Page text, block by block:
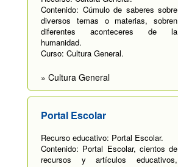
Contenido: Cúmulo de saberes sobre
diversos temas o materias, sobren
diferentes aconteceres de la
humanidad.
Curso: Cultura General.
» Cultura General
Portal Escolar
Recurso educativo: Portal Escolar.
Contenido: Portal Escolar, cientos de
recursos y artículos educativos,